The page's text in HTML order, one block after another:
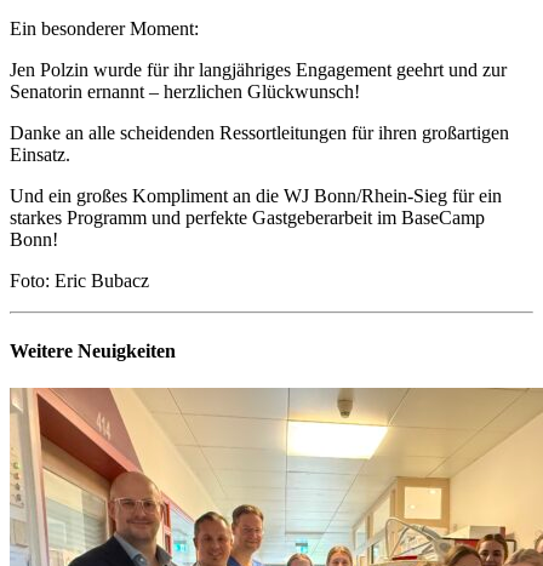
Ein besonderer Moment:
Jen Polzin wurde für ihr langjähriges Engagement geehrt und zur
Senatorin ernannt – herzlichen Glückwunsch!
Danke an alle scheidenden Ressortleitungen für ihren großartigen
Einsatz.
Und ein großes Kompliment an die WJ Bonn/Rhein-Sieg für ein
starkes Programm und perfekte Gastgeberarbeit im BaseCamp
Bonn!
Foto: Eric Bubacz
Weitere Neuigkeiten